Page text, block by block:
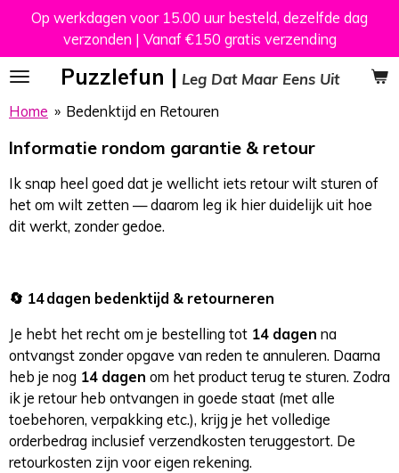
naar
de
hoofdinhoud
Puzzlefun | Leg Dat Maar Eens Uit
Op werkdagen voor 15.00 uur besteld, dezelfde dag
verzonden | Vanaf €150 gratis verzending
Home » Bedenktijd en Retouren
Informatie rondom garantie & retour
Ik snap heel goed dat je wellicht iets retour wilt sturen of
het om wilt zetten — daarom leg ik hier duidelijk uit hoe
dit werkt, zonder gedoe.
🔄 14 dagen bedenktijd & retourneren
Je hebt het recht om je bestelling tot 14 dagen na
ontvangst zonder opgave van reden te annuleren. Daarna
heb je nog 14 dagen om het product terug te sturen. Zodra
ik je retour heb ontvangen in goede staat (met alle
toebehoren, verpakking etc.), krijg je het volledige
orderbedrag inclusief verzendkosten teruggestort. De
retourkosten zijn voor eigen rekening.